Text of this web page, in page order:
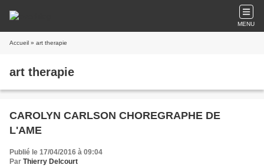
MENU
Accueil » art therapie
art therapie
CAROLYN CARLSON CHOREGRAPHE DE
L'AME
Publié le 17/04/2016 à 09:04
Par Thierry Delcourt